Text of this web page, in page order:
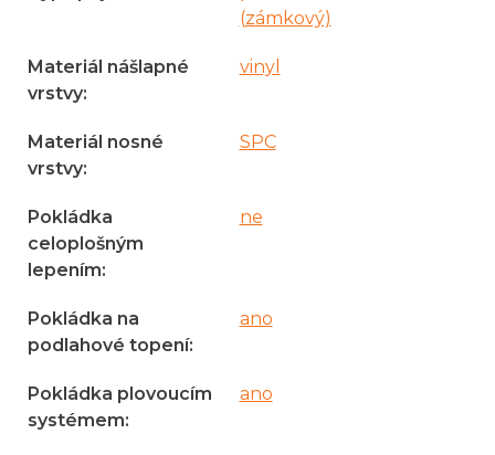
(zámkový)
Materiál nášlapné
vrstvy:
vinyl
Materiál nosné
vrstvy:
SPC
Pokládka
celoplošným
lepením:
ne
Pokládka na
podlahové topení:
ano
Pokládka plovoucím
systémem:
ano